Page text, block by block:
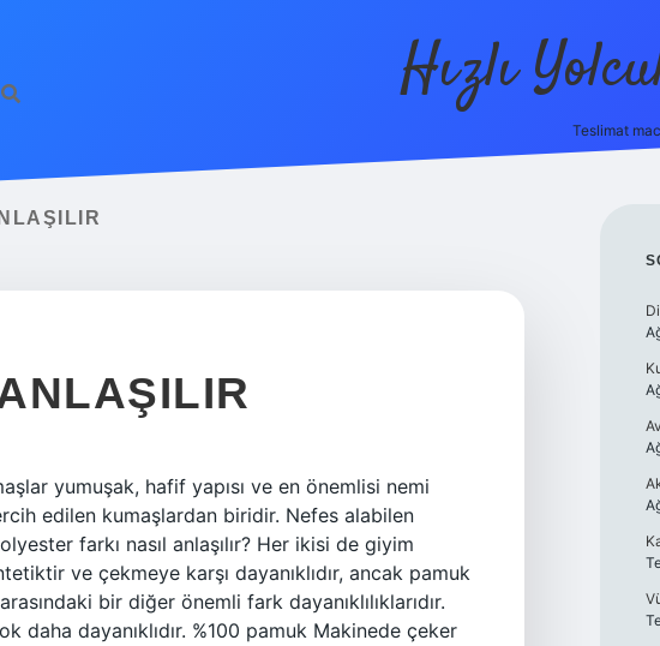
Hızlı
Teslimat
yumuşak, hafif yapısı ve en önemlisi nemi
edilen kumaşlardan biridir. Nefes alabilen
farkı nasıl anlaşılır? Her ikisi de giyim
ve çekmeye karşı dayanıklıdır, ancak pamuk
bir diğer önemli fark dayanıklılıklarıdır.
daha dayanıklıdır. %100 pamuk Makinede çeker